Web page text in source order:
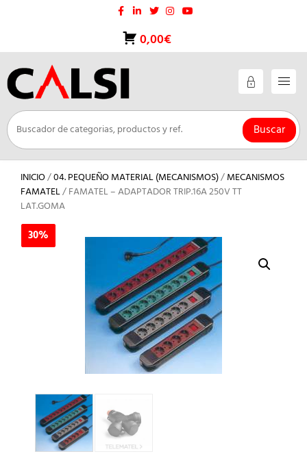
0,00€
Buscar
INICIO/04. PEQUEÑO MATERIAL (MECANISMOS)/MECANISMOS
FAMATEL/ FAMATEL – ADAPTADOR TRIP.16A 250V TT
LAT.GOMA
30%
30%